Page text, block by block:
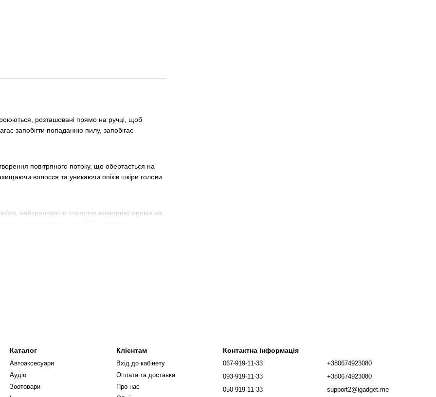
розташовані прямо на ручці, щоб
запобігти попаданню пилу, запобігає
повітряного потоку, що обертається на
волосся та уникаючи опіків шкіри голови
см, нейтралізуючи статичну електрику прямо на
Каталог
Автоаксесуари
Аудіо
Зоотовари
Клієнтам
Вхід до кабінету
Оплата та доставка
Про нас
Контактна інформація
067-919-11-33
093-919-11-33
050-919-11-33
+380674923080
+380674923080
support2@igadget.me